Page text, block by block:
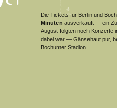
Die Tickets für Berlin und
Minuten ausverkauft — ein
August folgten noch Konzerte
dabei war — Gänsehaut pur,
Bochumer Stadion.